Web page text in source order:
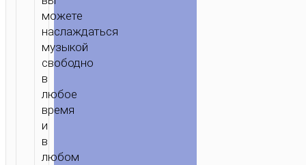
можете
наслаждаться
музыкой
свободно
в
любое
время
и
в
любом